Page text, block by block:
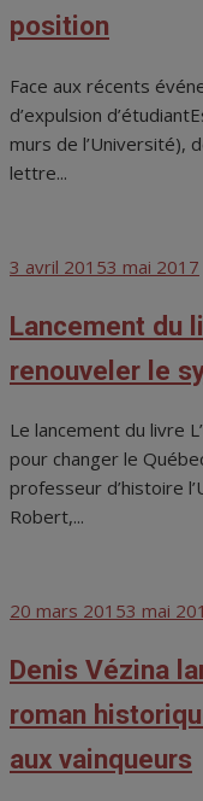
position
Face aux récents
d’expulsion
murs de l’Université),
lettre...
Posted
3 avril 20153 mai 2017
Lancement du
renouveler le
Le lancement du livre
pour changer le
professeur d’histoire
Robert,...
Posted
20 mars 20153 mai
Denis Vézina
roman
aux vainqueurs